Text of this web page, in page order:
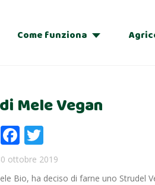
Come funziona
Regalo
Mele Vegan
Facebook
ottobre 2019
Bio, ha deciso di farne uno Strudel